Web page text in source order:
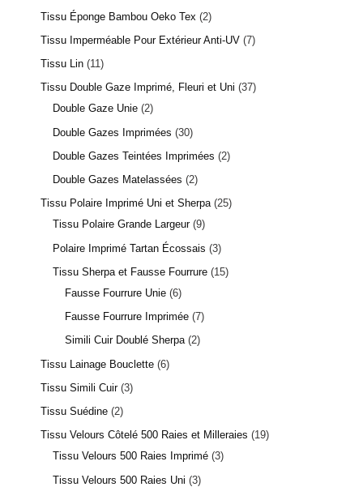
2 avis
Tissu Éponge Bambou Oeko Tex
2
Tissu Imperméable Pour Extérieur Anti-UV 7
Tissu Lin 11
Tissu Double Gaze Imprimé, Fleuri et Uni 37
Double Gaze Unie 2
Double Gazes Imprimées 30
Double Gazes Teintées Imprimées
2
Double Gazes Matelassées 2
Tissu Polaire Imprimé Uni et Sherpa 25
Tissu Polaire Grande Largeur 9
Polaire Imprimé Tartan Écossais 3
Tissu Sherpa et Fausse Fourrure 15
Fausse Fourrure Unie 6
Fausse Fourrure Imprimée 7
Simili Cuir Doublé Sherpa 2
Tissu Lainage Bouclette 6
Tissu Simili Cuir 3
Tissu Suédine 2
Tissu Velours Côtelé 500 Raies et Milleraies
19
Tissu Velours 500 Raies Imprimé 3
Tissu Velours 500 Raies Uni 3